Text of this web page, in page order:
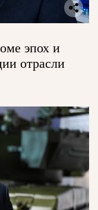
эпох и
отрасли